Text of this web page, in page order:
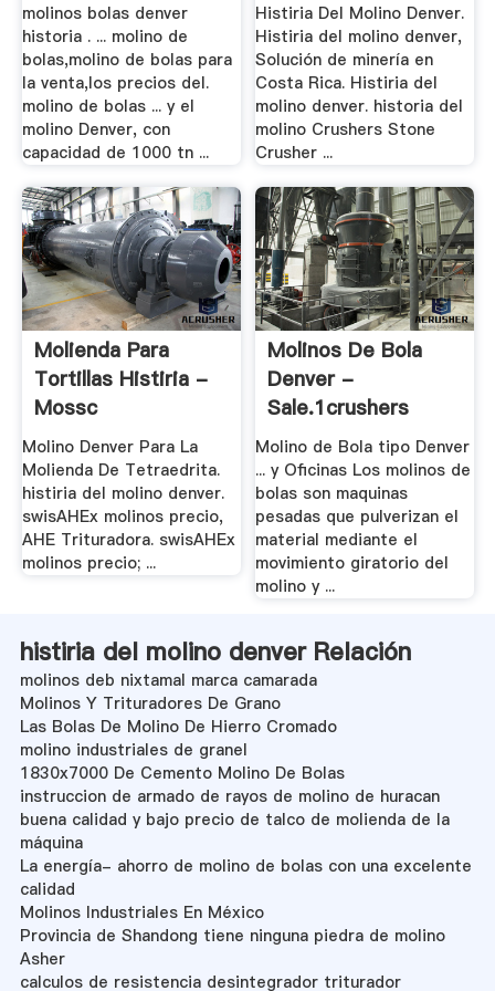
molinos bolas denver
historia . ... molino de
bolas,molino de bolas para
la venta,los precios del.
molino de bolas ... y el
molino Denver, con
capacidad de 1000 tn ...
Histiria Del Molino Denver.
Histiria del molino denver,
Solución de minería en
Costa Rica. Histiria del
molino denver. historia del
molino Crushers Stone
Crusher ...
Molienda Para
Tortillas Histiria -
Mossc
Molino Denver Para La
Molienda De Tetraedrita.
histiria del molino denver.
swisAHEx molinos precio,
AHE Trituradora. swisAHEx
molinos precio; ...
Molinos De Bola
Denver -
Sale.1crushers
Molino de Bola tipo Denver
... y Oficinas Los molinos de
bolas son maquinas
pesadas que pulverizan el
material mediante el
movimiento giratorio del
molino y ...
histiria del molino denver Relación
molinos deb nixtamal marca camarada
Molinos Y Trituradores De Grano
Las Bolas De Molino De Hierro Cromado
molino industriales de granel
1830x7000 De Cemento Molino De Bolas
instruccion de armado de rayos de molino de huracan
buena calidad y bajo precio de talco de molienda de la
máquina
La energía- ahorro de molino de bolas con una excelente
calidad
Molinos Industriales En México
Provincia de Shandong tiene ninguna piedra de molino
Asher
calculos de resistencia desintegrador triturador